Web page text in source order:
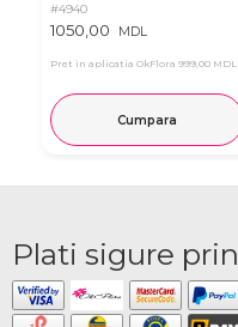
#4940
1050,00 MDL
Pret in aplicatia OkFlora 999,00 MDL
Cumpara
Plati sigure prin